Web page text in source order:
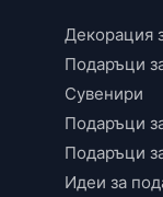
Декорация
Подаръци
Сувенири
Подаръци
Подаръци
Идеи за